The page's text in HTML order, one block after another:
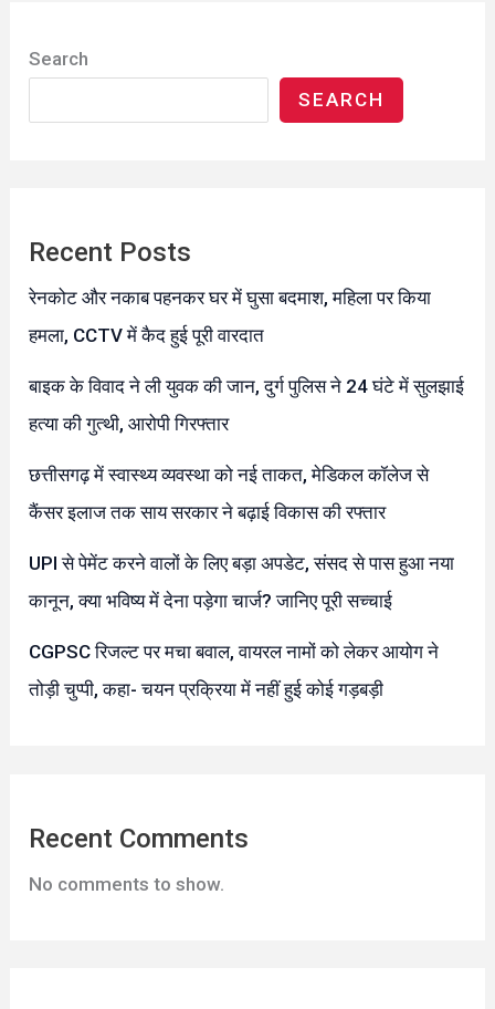
Search
SEARCH
Recent Posts
रेनकोट और नकाब पहनकर घर में घुसा बदमाश, महिला पर किया
हमला, CCTV में कैद हुई पूरी वारदात
बाइक के विवाद ने ली युवक की जान, दुर्ग पुलिस ने 24 घंटे में सुलझाई
हत्या की गुत्थी, आरोपी गिरफ्तार
छत्तीसगढ़ में स्वास्थ्य व्यवस्था को नई ताकत, मेडिकल कॉलेज से
कैंसर इलाज तक साय सरकार ने बढ़ाई विकास की रफ्तार
UPI से पेमेंट करने वालों के लिए बड़ा अपडेट, संसद से पास हुआ नया
कानून, क्या भविष्य में देना पड़ेगा चार्ज? जानिए पूरी सच्चाई
CGPSC रिजल्ट पर मचा बवाल, वायरल नामों को लेकर आयोग ने
तोड़ी चुप्पी, कहा- चयन प्रक्रिया में नहीं हुई कोई गड़बड़ी
Recent Comments
No comments to show.